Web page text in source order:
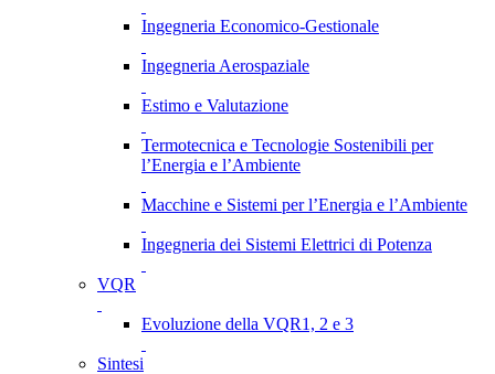
Ingegneria Economico-Gestionale
Ingegneria Aerospaziale
Estimo e Valutazione
Termotecnica e Tecnologie Sostenibili per
l’Energia e l’Ambiente
Macchine e Sistemi per l’Energia e l’Ambiente
Ingegneria dei Sistemi Elettrici di Potenza
VQR
Evoluzione della VQR1, 2 e 3
Sintesi